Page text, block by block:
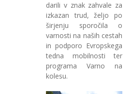
darili v znak zahvale za
izkazan trud, željo po
širjenju sporočila o
varnosti na naših cestah
in podporo Evropskega
tedna mobilnosti ter
programa Varno na
kolesu.